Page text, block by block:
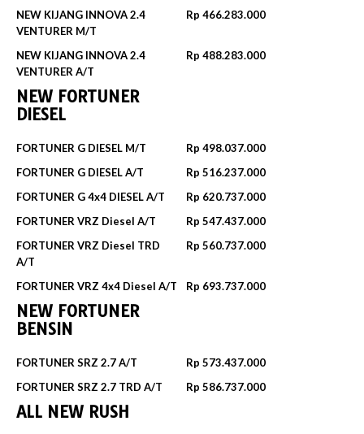
NEW KIJANG INNOVA 2.4
VENTURER M/T
Rp 466.283.000
NEW KIJANG INNOVA 2.4
VENTURER A/T
Rp 488.283.000
NEW FORTUNER
DIESEL
FORTUNER G DIESEL M/T
Rp 498.037.000
FORTUNER G DIESEL A/T
Rp 516.237.000
FORTUNER G 4x4 DIESEL A/T
Rp 620.737.000
FORTUNER VRZ Diesel A/T
Rp 547.437.000
FORTUNER VRZ Diesel TRD
A/T
Rp 560.737.000
FORTUNER VRZ 4x4 Diesel A/T Rp 693.737.000
NEW FORTUNER
BENSIN
FORTUNER SRZ 2.7 A/T
Rp 573.437.000
FORTUNER SRZ 2.7 TRD A/T
Rp 586.737.000
ALL NEW RUSH